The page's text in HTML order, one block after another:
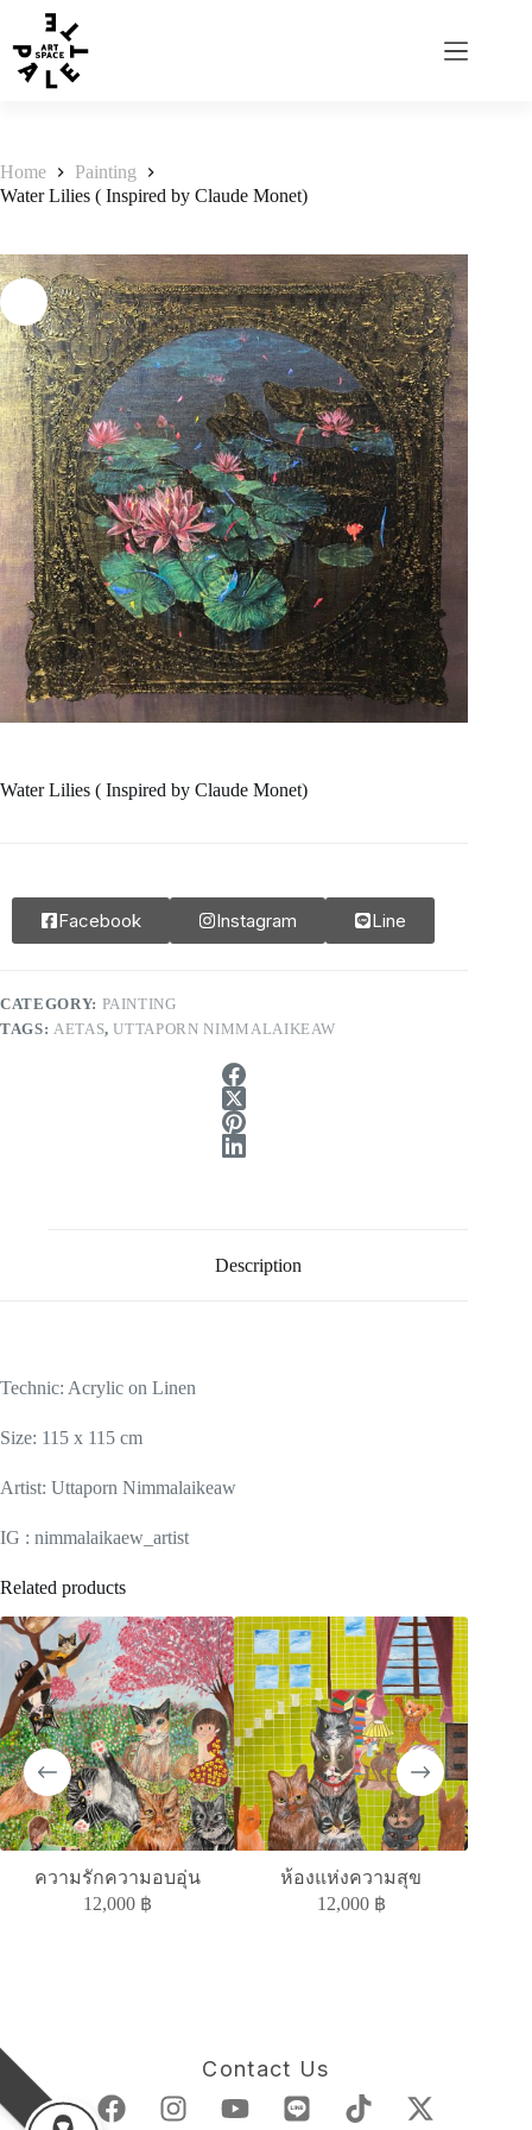
Home
Painting
Water Lilies ( Inspired by Claude Monet)
Water Lilies ( Inspired by Claude Monet)
Facebook Instagram Line
CATEGORY: PAINTING
TAGS: AETAS,UTTAPORN NIMMALAIKEAW
Description
Technic: Acrylic on Linen
Size: 115 x 115 cm
Artist: Uttaporn Nimmalaikeaw
IG : nimmalaikaew_artist
Related products
ความรักความอบอุ่น
12,000 ฿
ห้องแห่งความสุข
12,000 ฿
Contact Us